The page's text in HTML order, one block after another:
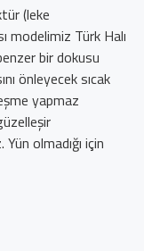
(leke
modelimiz Türk Halı
bir dokusu
önleyecek sıcak
yapmaz
olmadığı için